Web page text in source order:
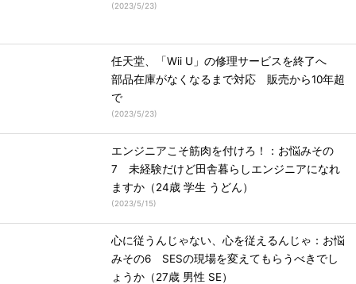
(2023/5/23)
任天堂、「Wii U」の修理サービスを終了へ
部品在庫がなくなるまで対応 販売から10年超
で
(2023/5/23)
エンジニアこそ筋肉を付けろ！：お悩みその
7 未経験だけど田舎暮らしエンジニアになれ
ますか（24歳 学生 うどん）
(2023/5/15)
心に従うんじゃない、心を従えるんじゃ：お悩
みその6 SESの現場を変えてもらうべきでし
ょうか（27歳 男性 SE）